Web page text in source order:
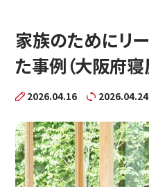
空き家・空き地でお
共有持分の売却でお
不動産を早く売りたい
不動産売却の基礎知
いえまち不動産が選
家族のためにリ
た事例（大阪府寝
2026.04.16 2026.04.24